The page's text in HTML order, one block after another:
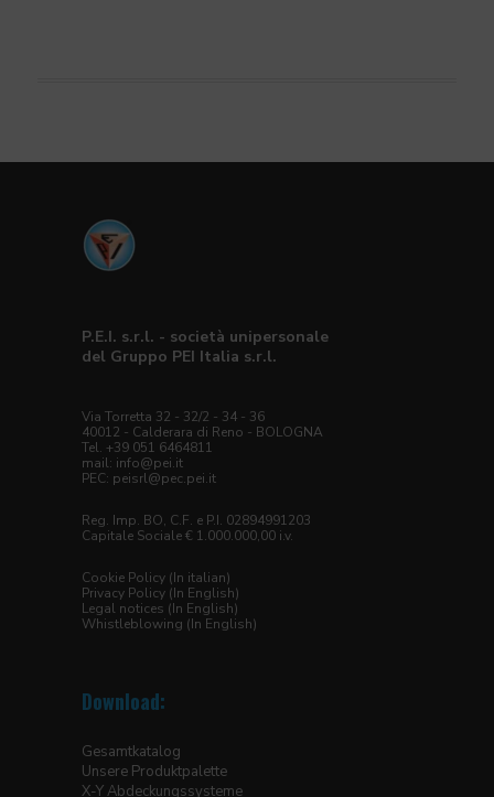
P.E.I. s.r.l. - società unipersonale
del Gruppo PEI Italia s.r.l.
Via Torretta 32 - 32/2 - 34 - 36
40012 - Calderara di Reno - BOLOGNA
Tel. +39 051 6464811
mail: info@pei.it
PEC: peisrl@pec.pei.it
Reg. Imp. BO, C.F. e P.I. 02894991203
Capitale Sociale € 1.000.000,00 i.v.
Cookie Policy (In italian)
Privacy Policy (In English)
Legal notices (In English)
Whistleblowing (In English)
Download:
Gesamtkatalog
Unsere Produktpalette
X-Y Abdeckungssysteme